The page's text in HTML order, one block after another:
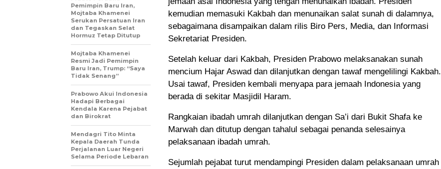
kemudian memasuki Kakbah dan menunaikan salat sunah di dalamnya,
sebagaimana disampaikan dalam rilis Biro Pers, Media, dan Informasi
Sekretariat Presiden.
Setelah keluar dari Kakbah, Presiden Prabowo melaksanakan sunah
mencium Hajar Aswad dan dilanjutkan dengan tawaf mengelilingi Kakbah.
Usai tawaf, Presiden kembali menyapa para jemaah Indonesia yang
berada di sekitar Masjidil Haram.
Rangkaian ibadah umrah dilanjutkan dengan Sa’i dari Bukit Shafa ke
Marwah dan ditutup dengan tahalul sebagai penanda selesainya
pelaksanaan ibadah umrah.
Sejumlah pejabat turut mendampingi Presiden dalam pelaksanaan umrah
Pemimpin Baru Iran,
Mojtaba Khamenei
Serukan Persatuan Iran
dan Tegaskan Selat
Hormuz Tetap Ditutup
Mojtaba Khamenei
Resmi Jadi Pemimpin
Baru Iran, Trump: “Saya
Tidak Senang”
Prabowo Akui Indonesia
Hadapi Berbagai
Kendala Karena Pejabat
dan Birokrat
Mendagri Tito Minta
Kepala Daerah Tunda
Perjalanan Luar Negeri
Selama Periode Lebaran